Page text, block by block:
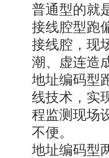
普通型的就
接线腔型跑
接线腔，现
潮、虚连造
地址编码型
线技术，实
程监测现场
不便。
地址编码型